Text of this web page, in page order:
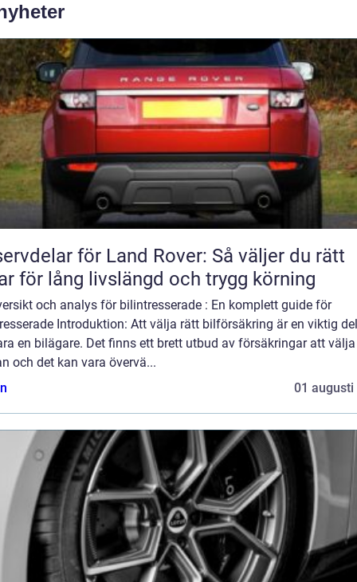
för Land Rover: Så väljer du rätt
för lång livslängd och trygg körning
och analys för bilintresserade : En komplett guide för
Introduktion: Att välja rätt bilförsäkring är en viktig
en bilägare. Det finns ett brett utbud av försäkringar att välja
och det kan vara övervä...
01 augusti